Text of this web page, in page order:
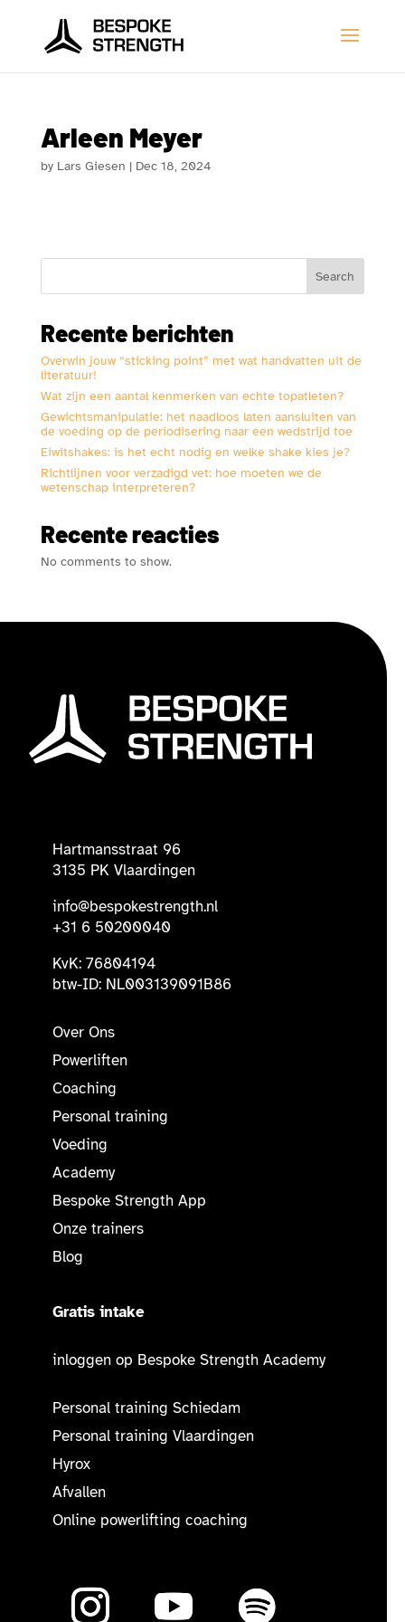
Arleen Meyer
by Lars Giesen | Dec 18, 2024
Search
Recente berichten
Overwin jouw “sticking point” met wat handvatten uit de
literatuur!
Wat zijn een aantal kenmerken van echte topatleten?
Gewichtsmanipulatie: het naadloos laten aansluiten van
de voeding op de periodisering naar een wedstrijd toe
Eiwitshakes: is het echt nodig en welke shake kies je?
Richtlijnen voor verzadigd vet: hoe moeten we de
wetenschap interpreteren?
Recente reacties
No comments to show.
Hartmansstraat 96
3135 PK Vlaardingen
info@bespokestrength.nl
+31 6 50200040
KvK: 76804194
btw-ID: NL003139091B86
Over Ons
Powerliften
Coaching
Personal training
Voeding
Academy
Bespoke Strength App
Onze trainers
Blog
Gratis intake
inloggen op Bespoke Strength Academy
Personal training Schiedam
Personal training Vlaardingen
Hyrox
Afvallen
Online powerlifting coaching